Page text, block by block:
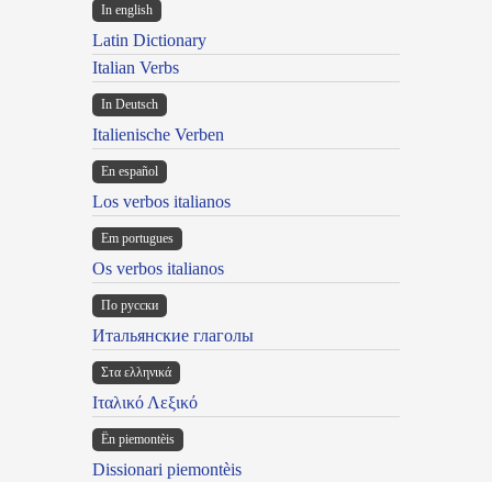
In english
Latin Dictionary
Italian Verbs
In Deutsch
Italienische Verben
En español
Los verbos italianos
Em portugues
Os verbos italianos
По русски
Итальянские глаголы
Στα ελληνικά
Ιταλικό Λεξικό
Ën piemontèis
Dissionari piemontèis